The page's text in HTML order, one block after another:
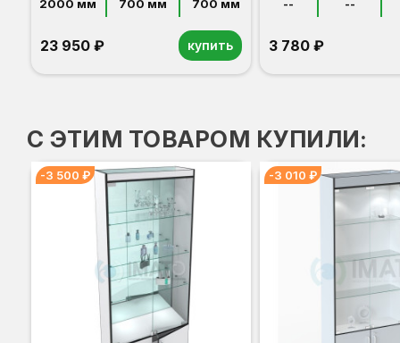
2000 мм
700 мм
700 мм
23 950 ₽ купить
--
--
3 780 ₽
С ЭТИМ ТОВАРОМ КУПИЛИ:
-3 500 ₽ -3 010 ₽